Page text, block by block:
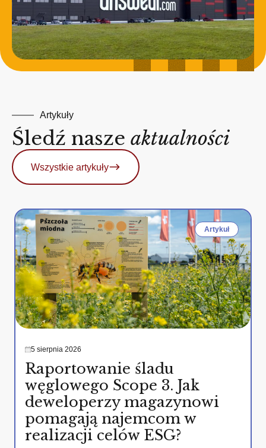
Artykuły
Śledź nasze aktualności
Wszystkie artykuły
Artykuł
5 sierpnia 2026
Raportowanie śladu
węglowego Scope 3. Jak
deweloperzy magazynowi
pomagają najemcom w
realizacji celów ESG?